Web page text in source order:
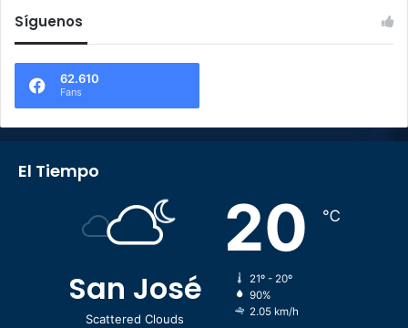
Síguenos
62.610
Fans
El Tiempo
San José
Scattered Clouds
20 ℃
21º - 20º
90%
2.05 km/h